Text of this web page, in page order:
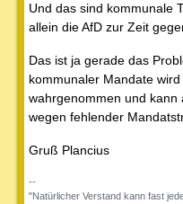
Und das sind kommunale
allein die AfD zur Zeit
Das ist ja gerade das
kommunaler Mandate
wahrgenommen und kann
wegen fehlender
Gruß Plancius
--
"Natürlicher Verstand kann fast